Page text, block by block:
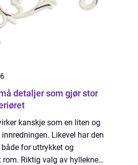
kanskje som en liten og
Likevel har den
for uttrykket og
Riktig valg av hylleknekt